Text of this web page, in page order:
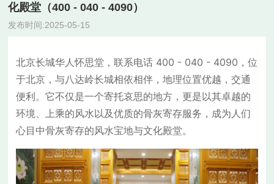
化殿堂（400 - 040 - 4090）
发布时间:2025-05-15
北京长城华人怀思堂，联系电话 400 - 040 - 4090，位
于北京，与八达岭长城相依相伴，地理位置优越，交通
便利。它不仅是一个寄托哀思的地方，更是以其卓越的
环境、上乘的风水以及优质的骨灰寄存服务，成为人们
心目中骨灰寄存的风水宝地与文化殿堂。